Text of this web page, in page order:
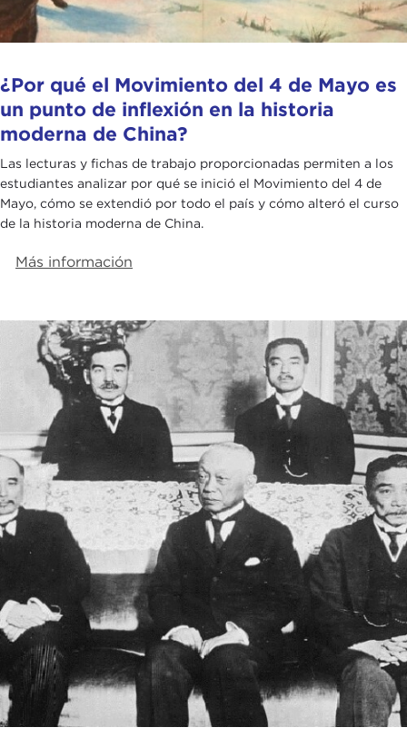
¿Por qué el Movimiento del 4 de Mayo es
un punto de inflexión en la historia
moderna de China?
Las lecturas y fichas de trabajo proporcionadas permiten a los
estudiantes analizar por qué se inició el Movimiento del 4 de
Mayo, cómo se extendió por todo el país y cómo alteró el curso
de la historia moderna de China.
Más información